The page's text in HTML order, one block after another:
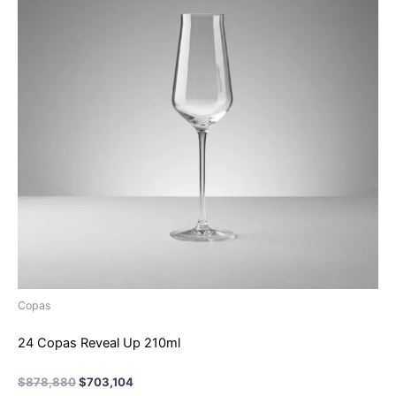
Copas
24 Copas Reveal Up 210ml
$878,880El
$703,104El